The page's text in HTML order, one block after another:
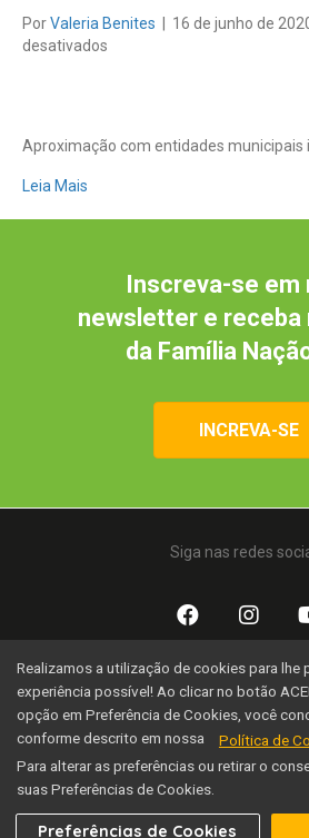
PorValeria Benites 16 de junho de
desativados
com
em
produtor
Aproximação com entidades municipais
Leia Mais
Inscreva-se em
newsletter e receba
da Família
INCREVA-SE
Siga nas redes
Uma iniciativa:
Família Nação Agro © 2020 Todos os
Realizamos a utilização de cookies para lhe
experiência possível! Ao clicar no botão
opção em Preferência de Cookies, você
conforme descrito em nossa
Para alterar as preferências ou retirar o
suas Preferências de Cookies.
Política de
Preferências de Cookies